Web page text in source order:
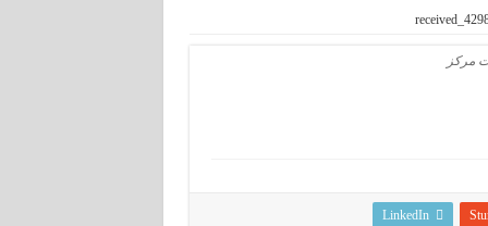
مركز
LinkedIn